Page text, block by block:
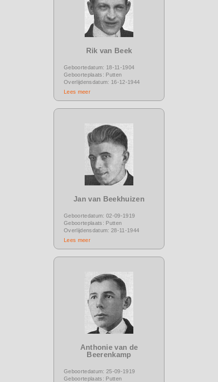
Rik van Beek
Geboortedatum: 18-11-1904
Geboorteplaats: Putten
Overlijdensdatum: 16-12-1944
Lees meer
Jan van Beekhuizen
Geboortedatum: 02-09-1919
Geboorteplaats: Putten
Overlijdensdatum: 28-11-1944
Lees meer
Anthonie van de
Beerenkamp
Geboortedatum: 25-09-1919
Geboorteplaats: Putten